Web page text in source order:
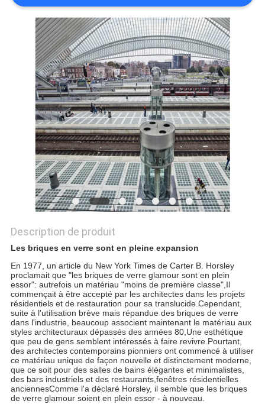
PLAN
PRIVACY
POLICY
Description de produit
Les briques en verre sont en pleine expansion
En 1977, un article du New York Times de Carter B. Horsley
proclamait que "les briques de verre glamour sont en plein
essor": autrefois un matériau "moins de première classe",Il
commençait à être accepté par les architectes dans les projets
résidentiels et de restauration pour sa translucide.Cependant,
suite à l'utilisation brève mais répandue des briques de verre
dans l'industrie, beaucoup associent maintenant le matériau aux
styles architecturaux dépassés des années 80,Une esthétique
que peu de gens semblent intéressés à faire revivre.Pourtant,
des architectes contemporains pionniers ont commencé à utiliser
ce matériau unique de façon nouvelle et distinctement moderne,
que ce soit pour des salles de bains élégantes et minimalistes,
des bars industriels et des restaurants,fenêtres résidentielles
anciennesComme l'a déclaré Horsley, il semble que les briques
de verre glamour soient en plein essor - à nouveau.